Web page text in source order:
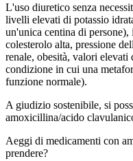
L'uso diuretico senza
livelli elevati di potassio
un'unica centina di persone),
colesterolo alta, pressione
renale, obesità, valori
condizione in cui una
funzione normale).
A giudizio sostenibile, si
amoxicillina/acido
Aeggi di medicamenti con
prendere?